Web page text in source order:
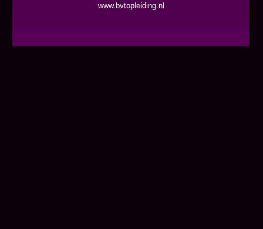
www.bvtopleiding.nl